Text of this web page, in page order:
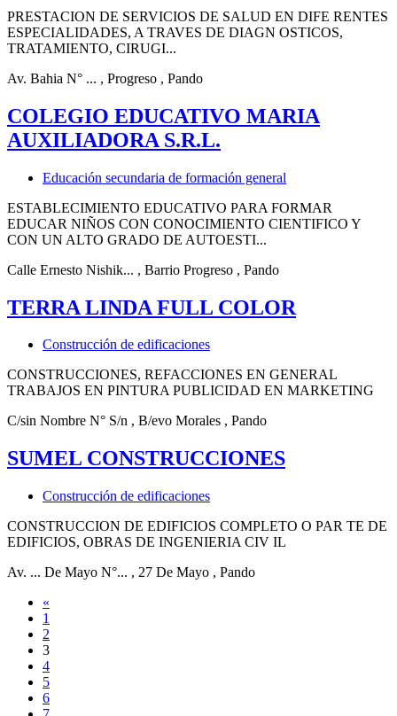
PRESTACION DE SERVICIOS DE SALUD EN DIFE RENTES
ESPECIALIDADES, A TRAVES DE DIAGN OSTICOS,
TRATAMIENTO, CIRUGI...
Av. Bahia N° ... , Progreso , Pando
COLEGIO EDUCATIVO MARIA
AUXILIADORA S.R.L.
Educación secundaria de formación general
ESTABLECIMIENTO EDUCATIVO PARA FORMAR
EDUCAR NIÑOS CON CONOCIMIENTO CIENTIFICO Y
CON UN ALTO GRADO DE AUTOESTI...
Calle Ernesto Nishik... , Barrio Progreso , Pando
TERRA LINDA FULL COLOR
Construcción de edificaciones
CONSTRUCCIONES, REFACCIONES EN GENERAL
TRABAJOS EN PINTURA PUBLICIDAD EN MARKETING
C/sin Nombre N° S/n , B/evo Morales , Pando
SUMEL CONSTRUCCIONES
Construcción de edificaciones
CONSTRUCCION DE EDIFICIOS COMPLETO O PAR TE DE
EDIFICIOS, OBRAS DE INGENIERIA CIV IL
Av. ... De Mayo N°... , 27 De Mayo , Pando
«
1
2
3
4
5
6